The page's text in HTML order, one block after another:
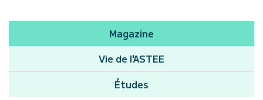
Magazine
Vie de l'ASTEE
Études